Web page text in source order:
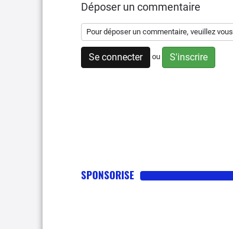
Déposer un commentaire
Pour déposer un commentaire, veuillez vous
Se connecter ou S'inscrire
SPONSORISE